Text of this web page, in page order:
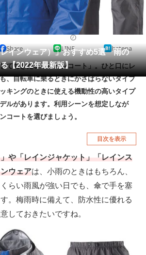
スマホ・携帯電話
ファッション
家電
本・DVD・CD
生活用品
美容・コスメ
す
トレンド
インウェア）」おすすめ5選 雨の
【2022年最新版】
Share LINE hatena
ておきたい「レインコート」。ひと口にレ
、自転車に乗るときにかさばらないタイプ
キングのときに使える機動性の高いタイプ
ルがあります。利用シーンを想定しなが
コートを選びましょう。
目次を表示
や「レインジャケット」「レインス
ウェアは、小雨のときはもちろん、
らい雨風が強い日でも、傘で手を塞
。梅雨時に備えて、防水性に優れる
しておきたいですね。